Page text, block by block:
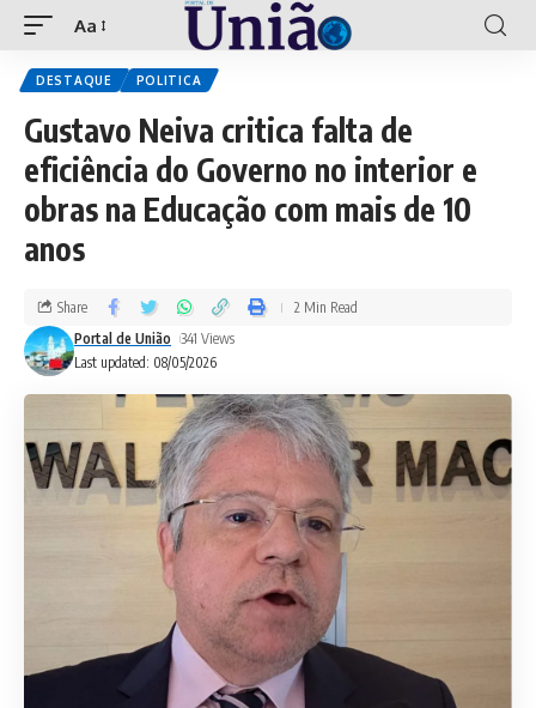
Aa
DESTAQUE POLITICA
Gustavo Neiva critica falta de
eficiência do Governo no interior e
obras na Educação com mais de 10
anos
Last updated: 08/05/2026
Portal de União 341 Views
Share 2 Min Read